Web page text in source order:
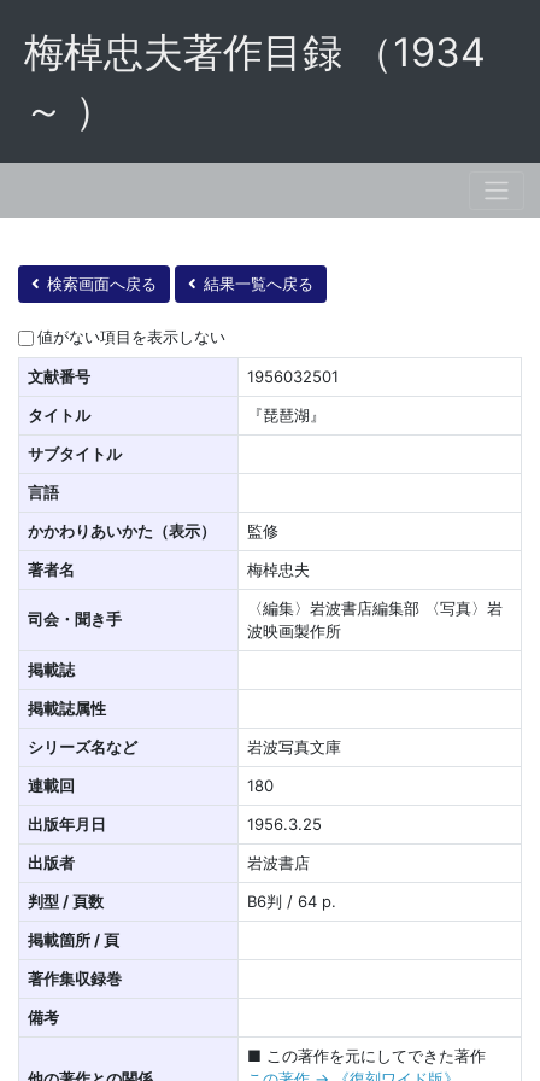
梅棹忠夫著作目録 （1934
～ ）
検索画面へ戻る 結果一覧へ戻る
値がない項目を表示しない
文献番号
1956032501
タイトル
『琵琶湖』
サブタイトル
言語
かかわりあいかた（表示）
監修
著者名
梅棹忠夫
司会・聞き手
〈編集〉岩波書店編集部 〈写真〉岩
波映画製作所
掲載誌
掲載誌属性
シリーズ名など
岩波写真文庫
連載回
180
出版年月日
1956.3.25
出版者
岩波書店
判型 / 頁数
B6判 / 64 p.
掲載箇所 / 頁
著作集収録巻
備考
■ この著作を元にしてできた著作